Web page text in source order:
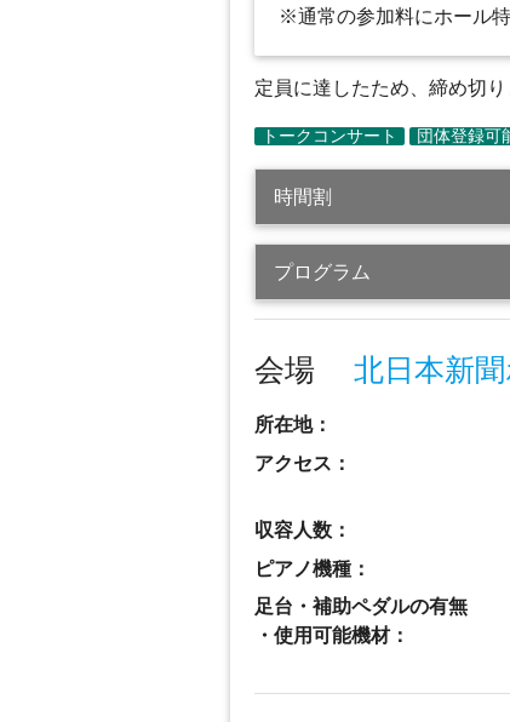
※通常の参加料にホール
定員に達したため、締め切
時間割
プログラム
会場北日本新
所在地：
アクセス：
収容人数：
ピアノ機種：
足台・補助ペダルの有無
・使用可能機材：